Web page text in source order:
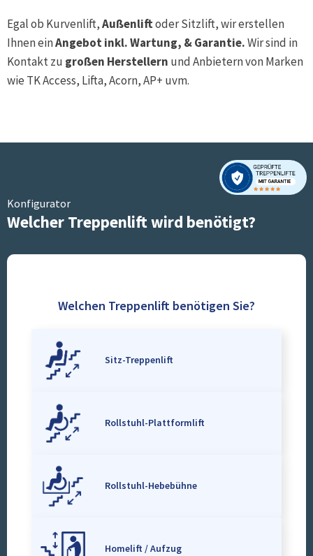
Egal ob Kurvenlift,Außenliftoder Sitzlift, wir erstellen
Ihnen einAngebot inkl. Wartung, & Garantie.Wir sind in
Kontakt zu großen Herstellern und Anbietern von Marken
wie TK Access, Lifta, Acorn, AP+ uvm.
Konfigurator
Welcher Treppenlift wird benötigt?
Welchen Treppenlift benötigen Sie?
Sitz-Treppenlift
Rollstuhl-Plattformlift
Rollstuhl-Hebebühne
Homelift / Aufzug